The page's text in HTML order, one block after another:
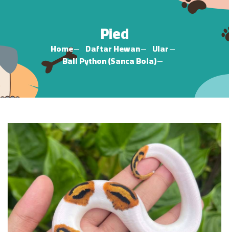
Pied
Home Daftar Hewan
Ular
Ball Python (Sanca Bola)